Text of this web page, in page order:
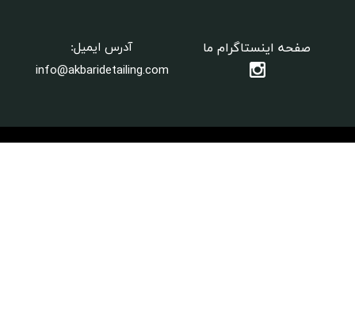
آدرس ایمیل:
info@akbaridetailing.com
صفحه اینستاگرام ما